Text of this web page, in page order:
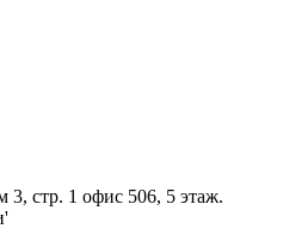
стр. 1 офис 506, 5 этаж.